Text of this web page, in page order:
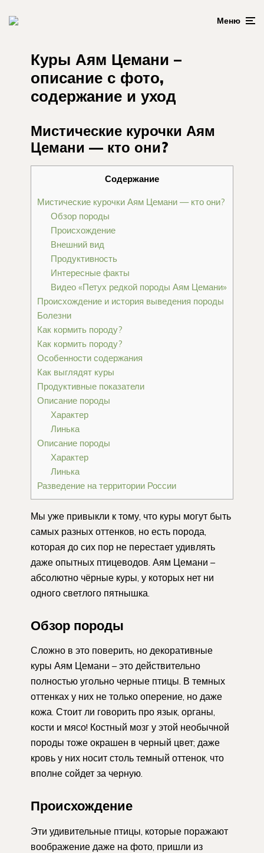
Меню
Куры Аям Цемани –
описание с фото,
содержание и уход
Мистические курочки Аям
Цемани — кто они?
Содержание
Мистические курочки Аям Цемани — кто они?
Обзор породы
Происхождение
Внешний вид
Продуктивность
Интересные факты
Видео «Петух редкой породы Аям Цемани»
Происхождение и история выведения породы
Болезни
Как кормить породу?
Как кормить породу?
Особенности содержания
Как выглядят куры
Продуктивные показатели
Описание породы
Характер
Линька
Описание породы
Характер
Линька
Разведение на территории России
Мы уже привыкли к тому, что куры могут быть
самых разных оттенков, но есть порода,
которая до сих пор не перестает удивлять
даже опытных птицеводов. Аям Цемани –
абсолютно чёрные куры, у которых нет ни
одного светлого пятнышка.
Обзор породы
Сложно в это поверить, но декоративные
куры Аям Цемани – это действительно
полностью угольно черные птицы. В темных
оттенках у них не только оперение, но даже
кожа. Стоит ли говорить про язык, органы,
кости и мясо! Костный мозг у этой необычной
породы тоже окрашен в черный цвет; даже
кровь у них носит столь темный оттенок, что
вполне сойдет за черную.
Происхождение
Эти удивительные птицы, которые поражают
воображение даже на фото, пришли из